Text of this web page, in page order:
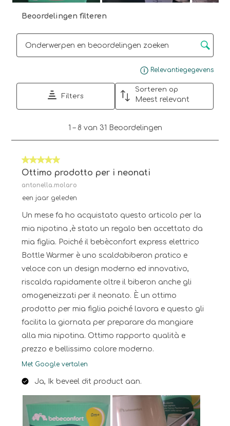
Beoordelingen filteren
Relevantiegegevens
Filters
Sorteren op
Meest relevant
8
Beoordelingen.
1 – 8 van 31 Beoordelingen
5 van 5 sterren.
Ottimo prodotto per i neonati
antonella.molaro
een jaar geleden
Un mese fa ho acquistato questo articolo per la
mia nipotina ,è stato un regalo ben accettato da
mia figlia. Poiché il bebèconfort express elettrico
Bottle Warmer è uno scaldabiberon pratico e
veloce con un design moderno ed innovativo,
riscalda rapidamente oltre il biberon anche gli
omogeneizzati per il neonato. È un ottimo
prodotto per mia figlia poiché lavora e questo gli
facilita la giornata per preparare da mangiare
alla mia nipotina. Ottimo rapporto qualità e
prezzo e bellissimo colore moderno.
Met Google vertalen
Ja, Ik beveel dit product aan.